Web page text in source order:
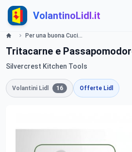
VolantinoLidl.it
Per una buona Cucina Offerte valide da lunedì 15 luglio 2019 Lidl
Tritacarne e
Silvercrest Kitchen Tools
Volantini Lidl 16 Offerte Lidl